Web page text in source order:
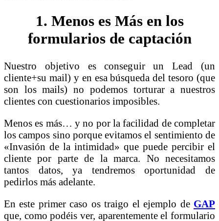
1. Menos es Más en los
formularios de captación
Nuestro objetivo es conseguir un Lead (un
cliente+su mail) y en esa búsqueda del tesoro (que
son los mails) no podemos torturar a nuestros
clientes con cuestionarios imposibles.
Menos es más… y no por la facilidad de completar
los campos sino porque evitamos el sentimiento de
«Invasión de la intimidad» que puede percibir el
cliente por parte de la marca. No necesitamos
tantos datos, ya tendremos oportunidad de
pedirlos más adelante.
En este primer caso os traigo el ejemplo de GAP
que, como podéis ver, aparentemente el formulario